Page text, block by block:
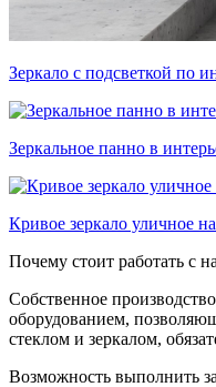
Зеркало с подсветкой по
Зеркальное панно в
Кривое зеркало уличное
Почему стоит работать с
Собственное
оборудованием,
стеклом и зеркалом,
Возможность выполнить